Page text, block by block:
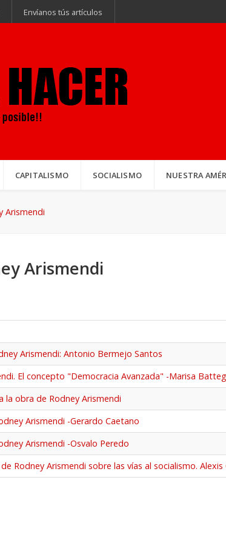
Envíanos tús artículos
CAPITALISMO SOCIALISMO NUESTRA
Arismendi
Arismendi
Arismendi: Antonio Bermejo Santos
El concepto "Democracia Avanzada" -Marisa
la obra de Rodney Arismendi
Arismendi -Gerardo Caetano
Arismendi -Osvalo Peredo
Rodney Arismendi sobre las vías al socialismo.